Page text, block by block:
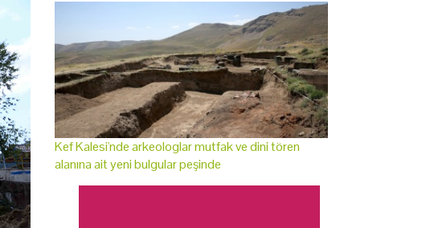
Kef Kalesi'nde arkeologlar mutfak ve dini tören
alanına ait yeni bulgular peşinde